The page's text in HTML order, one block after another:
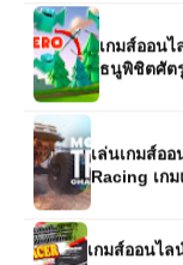
เล่นเกมส์อ
Racing เก
เกมส์ออนไล
ยอดประสบก
ดริฟต์
เกมส์ออนไล